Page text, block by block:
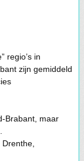
regio’s in
zijn gemiddeld
maar